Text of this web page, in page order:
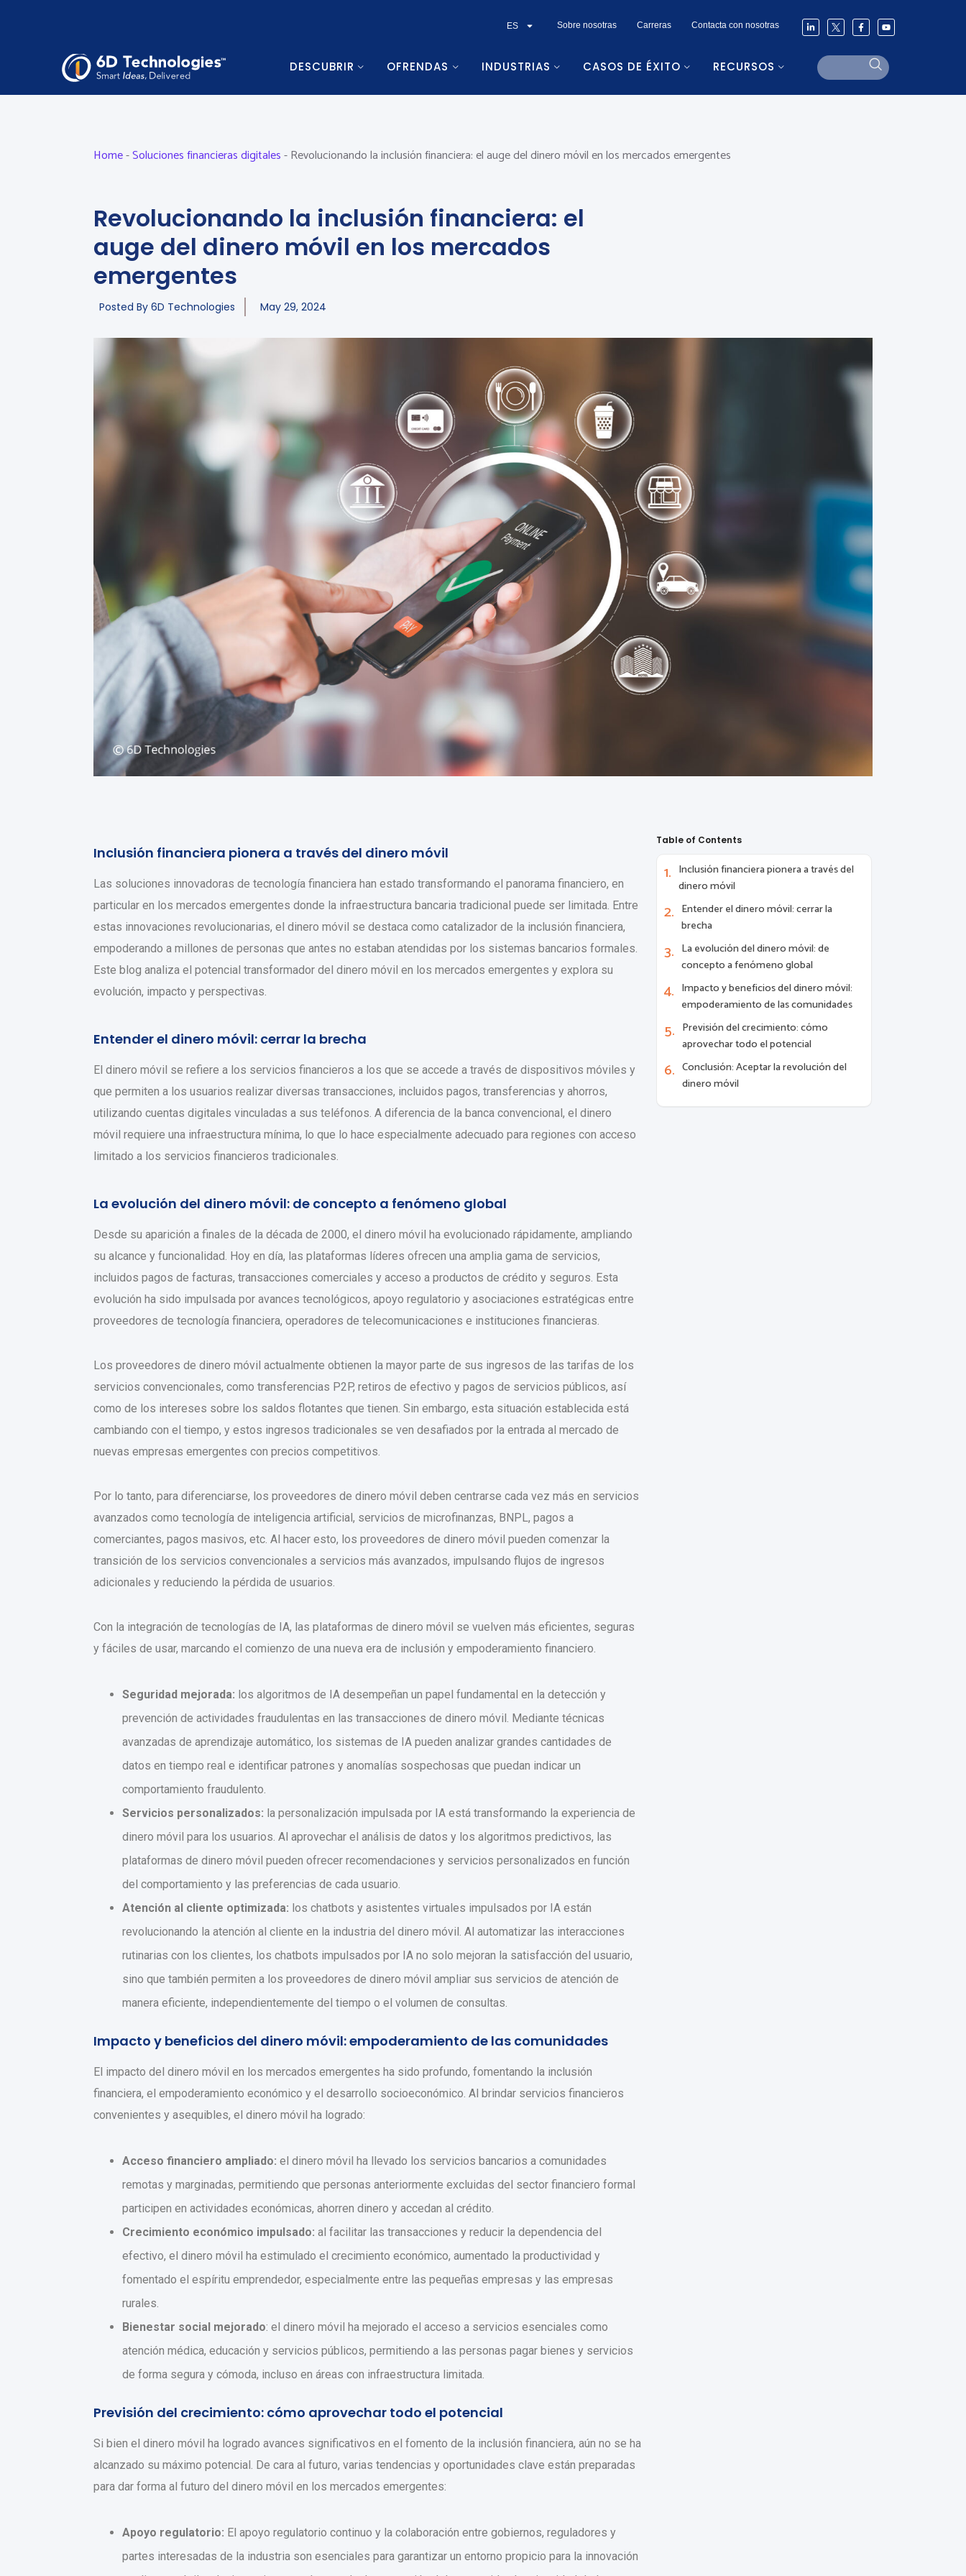
ES Sobre nosotras Carreras Contacta con nosotras
DESCUBRIR OFRENDAS INDUSTRIAS CASOS DE ÉXITO RECURSOS
Home-Soluciones financieras digitales-Revolucionando la inclusión financiera: el auge del dinero móvil en los mercados emergentes
Revolucionando la inclusión financiera: el
auge del dinero móvil en los mercados
emergentes
Posted By 6D Technologies May 29, 2024
Inclusión financiera pionera a través del dinero móvil
Las soluciones innovadoras de tecnología financiera han estado transformando el panorama financiero, en
particular en los mercados emergentes donde la infraestructura bancaria tradicional puede ser limitada. Entre
estas innovaciones revolucionarias, el dinero móvil se destaca como catalizador de la inclusión financiera,
empoderando a millones de personas que antes no estaban atendidas por los sistemas bancarios formales.
Este blog analiza el potencial transformador del dinero móvil en los mercados emergentes y explora su
evolución, impacto y perspectivas.
Entender el dinero móvil: cerrar la brecha
El dinero móvil se refiere a los servicios financieros a los que se accede a través de dispositivos móviles y
que permiten a los usuarios realizar diversas transacciones, incluidos pagos, transferencias y ahorros,
utilizando cuentas digitales vinculadas a sus teléfonos. A diferencia de la banca convencional, el dinero
móvil requiere una infraestructura mínima, lo que lo hace especialmente adecuado para regiones con acceso
limitado a los servicios financieros tradicionales.
La evolución del dinero móvil: de concepto a fenómeno global
Desde su aparición a finales de la década de 2000, el dinero móvil ha evolucionado rápidamente, ampliando
su alcance y funcionalidad. Hoy en día, las plataformas líderes ofrecen una amplia gama de servicios,
incluidos pagos de facturas, transacciones comerciales y acceso a productos de crédito y seguros. Esta
evolución ha sido impulsada por avances tecnológicos, apoyo regulatorio y asociaciones estratégicas entre
proveedores de tecnología financiera, operadores de telecomunicaciones e instituciones financieras.
Los proveedores de dinero móvil actualmente obtienen la mayor parte de sus ingresos de las tarifas de los
servicios convencionales, como transferencias P2P, retiros de efectivo y pagos de servicios públicos, así
como de los intereses sobre los saldos flotantes que tienen. Sin embargo, esta situación establecida está
cambiando con el tiempo, y estos ingresos tradicionales se ven desafiados por la entrada al mercado de
nuevas empresas emergentes con precios competitivos.
Por lo tanto, para diferenciarse, los proveedores de dinero móvil deben centrarse cada vez más en servicios
avanzados como tecnología de inteligencia artificial, servicios de microfinanzas, BNPL, pagos a
comerciantes, pagos masivos, etc. Al hacer esto, los proveedores de dinero móvil pueden comenzar la
transición de los servicios convencionales a servicios más avanzados, impulsando flujos de ingresos
adicionales y reduciendo la pérdida de usuarios.
Con la integración de tecnologías de IA, las plataformas de dinero móvil se vuelven más eficientes, seguras
y fáciles de usar, marcando el comienzo de una nueva era de inclusión y empoderamiento financiero.
Seguridad mejorada: los algoritmos de IA desempeñan un papel fundamental en la detección y
prevención de actividades fraudulentas en las transacciones de dinero móvil. Mediante técnicas
avanzadas de aprendizaje automático, los sistemas de IA pueden analizar grandes cantidades de
datos en tiempo real e identificar patrones y anomalías sospechosas que puedan indicar un
comportamiento fraudulento.
Servicios personalizados: la personalización impulsada por IA está transformando la experiencia de
dinero móvil para los usuarios. Al aprovechar el análisis de datos y los algoritmos predictivos, las
plataformas de dinero móvil pueden ofrecer recomendaciones y servicios personalizados en función
del comportamiento y las preferencias de cada usuario.
Atención al cliente optimizada: los chatbots y asistentes virtuales impulsados ​​por IA están
revolucionando la atención al cliente en la industria del dinero móvil. Al automatizar las interacciones
rutinarias con los clientes, los chatbots impulsados ​​por IA no solo mejoran la satisfacción del usuario,
sino que también permiten a los proveedores de dinero móvil ampliar sus servicios de atención de
manera eficiente, independientemente del tiempo o el volumen de consultas.
Impacto y beneficios del dinero móvil: empoderamiento de las comunidades
El impacto del dinero móvil en los mercados emergentes ha sido profundo, fomentando la inclusión
financiera, el empoderamiento económico y el desarrollo socioeconómico. Al brindar servicios financieros
convenientes y asequibles, el dinero móvil ha logrado:
Acceso financiero ampliado: el dinero móvil ha llevado los servicios bancarios a comunidades
remotas y marginadas, permitiendo que personas anteriormente excluidas del sector financiero formal
participen en actividades económicas, ahorren dinero y accedan al crédito.
Crecimiento económico impulsado: al facilitar las transacciones y reducir la dependencia del
efectivo, el dinero móvil ha estimulado el crecimiento económico, aumentado la productividad y
fomentado el espíritu emprendedor, especialmente entre las pequeñas empresas y las empresas
rurales.
Bienestar social mejorado: el dinero móvil ha mejorado el acceso a servicios esenciales como
atención médica, educación y servicios públicos, permitiendo a las personas pagar bienes y servicios
de forma segura y cómoda, incluso en áreas con infraestructura limitada.
Previsión del crecimiento: cómo aprovechar todo el potencial
Si bien el dinero móvil ha logrado avances significativos en el fomento de la inclusión financiera, aún no se ha
alcanzado su máximo potencial. De cara al futuro, varias tendencias y oportunidades clave están preparadas
para dar forma al futuro del dinero móvil en los mercados emergentes:
Apoyo regulatorio: El apoyo regulatorio continuo y la colaboración entre gobiernos, reguladores y
partes interesadas de la industria son esenciales para garantizar un entorno propicio para la innovación
Table of Contents
Inclusión financiera pionera a través del
dinero móvil
Entender el dinero móvil: cerrar la
brecha
La evolución del dinero móvil: de
concepto a fenómeno global
Impacto y beneficios del dinero móvil:
empoderamiento de las comunidades
Previsión del crecimiento: cómo
aprovechar todo el potencial
Conclusión: Aceptar la revolución del
dinero móvil